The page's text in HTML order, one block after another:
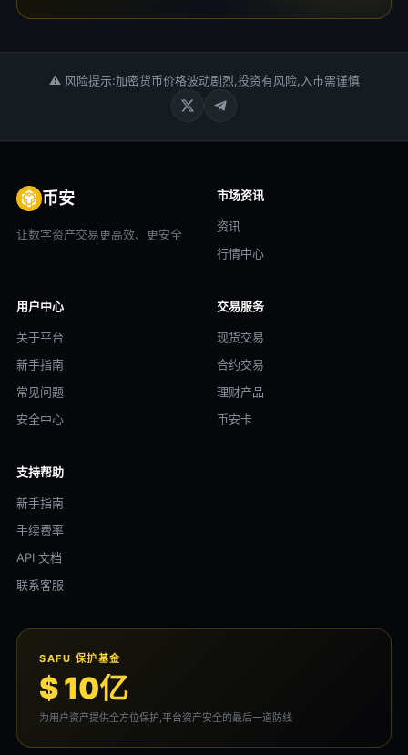
⚠ 风险提示:加密货币价格波动剧烈,投资有风险,入市需谨慎
币安
让数字资产交易更高效、更安全
市场资讯
资讯
行情中心
用户中心
关于平台
新手指南
常见问题
安全中心
交易服务
现货交易
合约交易
理财产品
币安卡
支持帮助
新手指南
手续费率
API 文档
联系客服
SAFU 保护基金
$ 10亿
为用户资产提供全方位保护,平台资产安全的最后一道防线